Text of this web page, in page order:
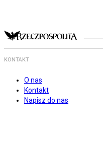
KONTAKT
O nas
Kontakt
Napisz do nas